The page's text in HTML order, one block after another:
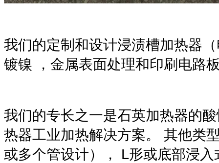
我们的定制和设计浸渍槽加热器
镀镍
，金属表面处理和印刷电路
我们的专长之一是石英加热器的
热器工业加热解决方案。
其他类
或多个管设计），
L形或底部浸